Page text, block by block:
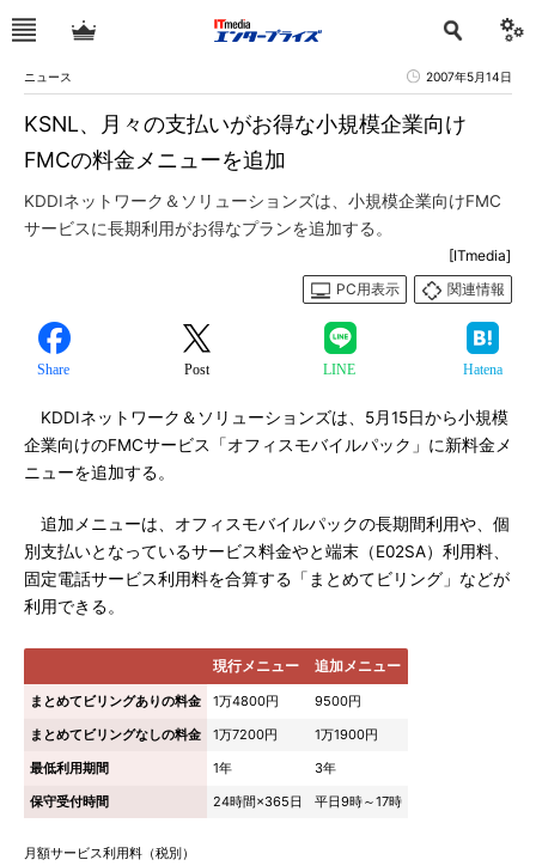
ニュース 2007年5月14日
KSNL、月々の支払いがお得な小規模企業向け
FMCの料金メニューを追加
KDDIネットワーク＆ソリューションズは、小規模企業向けFMC
サービスに長期利用がお得なプランを追加する。
[ITmedia]
PC用表示
関連情報
Share Post LINE Hatena
KDDIネットワーク＆ソリューションズは、5月15日から小規模
企業向けのFMCサービス「オフィスモバイルパック」に新料金メ
ニューを追加する。
追加メニューは、オフィスモバイルパックの長期間利用や、個
別支払いとなっているサービス料金やと端末（E02SA）利用料、
固定電話サービス利用料を合算する「まとめてビリング」などが
利用できる。
現行メニュー 追加メニュー
まとめてビリングありの料金 1万4800円
9500円
まとめてビリングなしの料金
1万7200円
1万1900円
最低利用期間
1年
3年
保守受付時間
24時間×365日 平日9時～17時
月額サービス利用料（税別）